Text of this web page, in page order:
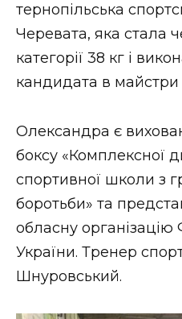
тернопільська
Черевата, яка стала
категорії 38 кг і
кандидата в майстри
Олександра є
боксу «Комплексної
спортивної школи з
боротьби» та
обласну організацію
України. Тренер
Шнуровський.